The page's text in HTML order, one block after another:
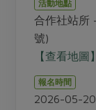
水畜加工品
調理食材・點心
調味醬料/南北貨
料理方式
烘焙．點心
醬料
湯品．鍋物
傳到心坎裡，誠心
合作25-經典快閃
合作25-精選產品
更多當季產品
關注議題
非基改運動
產品檢驗
自主把關
檢驗報告
活動地點
合作社站所
號)
【查看地圖】
報名時間
2026-05-